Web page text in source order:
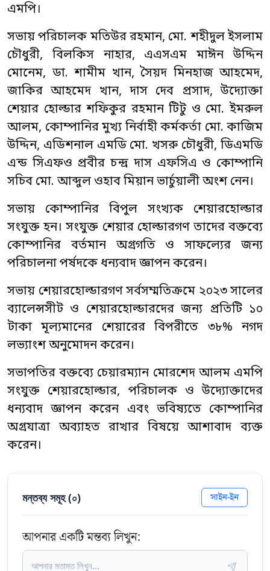
এমপি।
সভায় পরিচালক মতিউর রহমান, মো. শহীদুল ইসলাম
চৌধুরী, বিলকিস নাহার, এএসএম মাঈন উদ্দিন
মোনেম, ডা. শামীম খান, সৈয়দ মিনহাজ আহমেদ,
জাকির আহমেদ খান, দাস দেব প্রসাদ, উদ্যোক্তা
শেয়ার হোল্ডার শফিকুর রহমান টিটু ও মো. ইমরুল
আলম, কোম্পানির মুখ্য নির্বাহী কর্মকর্তা মো. কাজিম
উদ্দিন, এডিশনাল এমডি মো. খসরু চৌধুরী, ডিএমডি
এন্ড সিএফও প্রবীর চন্দ্র দাস এফসিএ ও কোম্পানি
সচিব মো. আব্দুল ওহাব মিয়ান ভার্চুয়ালী অংশ নেন।
সভায় কোম্পানির বিপুল সংখ্যক শেয়ারহোল্ডার
সংযুক্ত হন। সংযুক্ত শেয়ার হোল্ডারগণ তাদের বক্তব্যে
কোম্পানির বর্তমান অগ্রগতি ও সাফল্যের জন্য
পরিচালনা পর্ষদকে ধন্যবাদ জ্ঞাপন করেন।
সভায় শেয়ারহোল্ডারগণ সর্বসম্মতিক্রমে ২০২৩ সালের
ব্যালেন্সসীট ও শেয়ারহোল্ডারদের জন্য প্রতিটি ১০
টাকা মূল্যমানের শেয়ারের বিপরীতে ৩৮% নগদ
লভ্যাংশ অনুমোদন করেন।
সভাপতির বক্তব্যে চেয়ারম্যান মোরশেদ আলম এমপি
সংযুক্ত শেয়ারহোল্ডার, পরিচালক ও উদ্যোক্তাদের
ধন্যবাদ জ্ঞাপন করেন এবং ভবিষ্যতে কোম্পানির
অগ্রযাত্রা অব্যাহত রাখার বিষয়ে আশাবাদ ব্যক্ত
করেন।
মন্তব্য সমূহ (০) সাইন-ইন
আপনার একটি মন্তব্য লিখুন: